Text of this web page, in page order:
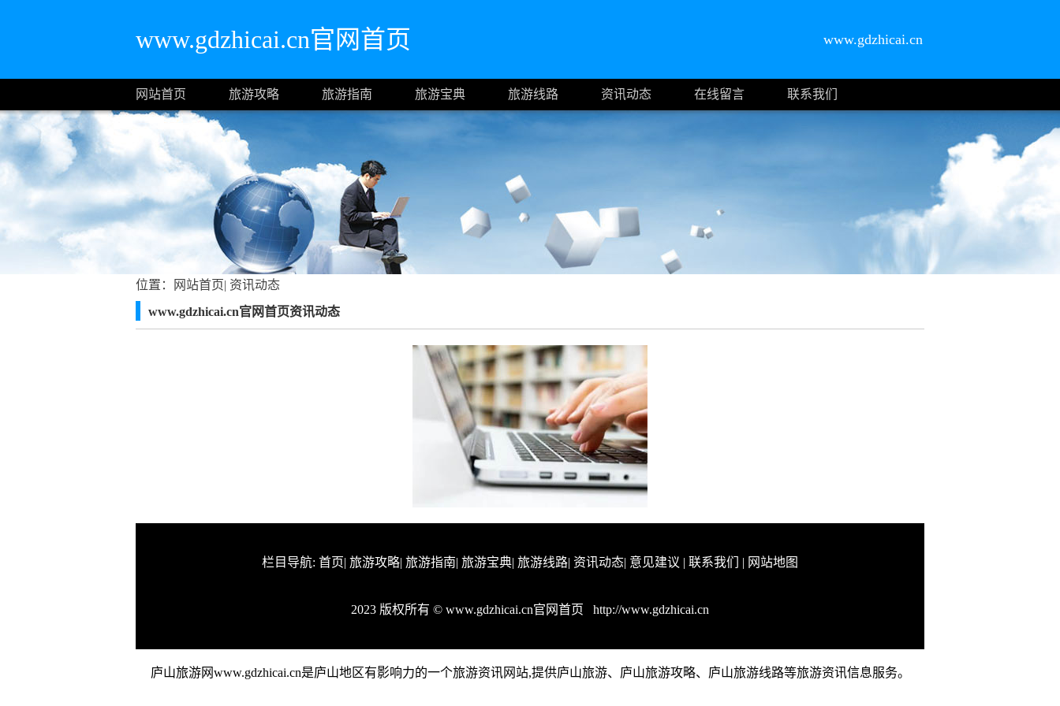
www.gdzhicai.cn官网首页 www.gdzhicai.cn
网站首页 旅游攻略 旅游指南 旅游宝典 旅游线路 资讯动态 在线留言 联系我们
位置： 网站首页| 资讯动态
www.gdzhicai.cn官网首页资讯动态
栏目导航: 首页| 旅游攻略| 旅游指南| 旅游宝典| 旅游线路| 资讯动态| 意见建议 | 联系我们 | 网站地图
2023 版权所有 © www.gdzhicai.cn官网首页 http://www.gdzhicai.cn
庐山旅游网www.gdzhicai.cn是庐山地区有影响力的一个旅游资讯网站,提供庐山旅游、庐山旅游攻略、庐山旅游线路等旅游资讯信息服务。